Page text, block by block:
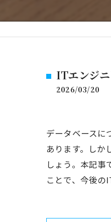
ITエンジ
2026/03/20
データベースに
あります。しか
しょう。本記
ことで、今後の